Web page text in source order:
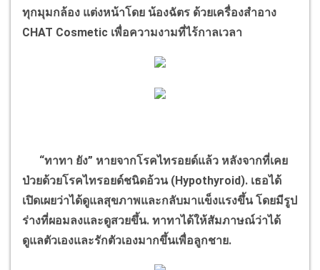
ทุกมุมกล้อง แต่งหน้าโดย น้องฉัตร ด้วยเครื่องสำอาง
CHAT Cosmetic เพื่อความงามที่ไร้กาลเวลา
“ทาทา ยัง” หายจากโรคไทรอยด์แล้ว หลังจากที่เคย
ป่วยด้วยโรคไทรอยด์ชนิดอ้วน (Hypothyroid). เธอได้
เปิดเผยว่าได้ดูแลสุขภาพและกลับมาแข็งแรงขึ้น โดยมีรูป
ร่างที่ผอมลงและดูสวยขึ้น. ทาทาได้ให้สัมภาษณ์ว่าได้
ดูแลตัวเองและรักตัวเองมากขึ้นเพื่อลูกชาย.